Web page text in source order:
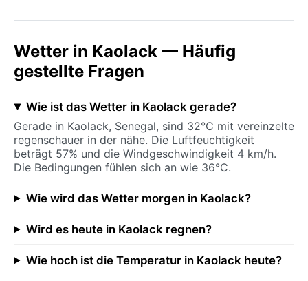
Wetter in Kaolack — Häufig
gestellte Fragen
Wie ist das Wetter in Kaolack gerade?
Gerade in Kaolack, Senegal, sind 32°C mit vereinzelte
regenschauer in der nähe. Die Luftfeuchtigkeit
beträgt 57% und die Windgeschwindigkeit 4 km/h.
Die Bedingungen fühlen sich an wie 36°C.
Wie wird das Wetter morgen in Kaolack?
Wird es heute in Kaolack regnen?
Wie hoch ist die Temperatur in Kaolack heute?